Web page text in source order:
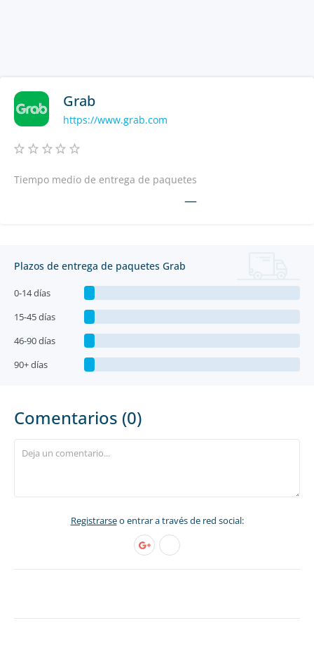
Grab
https://www.grab.com
Tiempo medio de entrega de paquetes
—
Plazos de entrega de paquetes Grab
0-14 días
15-45 días
46-90 días
90+ días
Comentarios (0)
Registrarseo entrar a través de red social: